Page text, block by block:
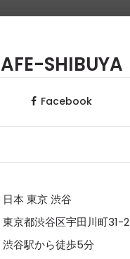
SHIBUYA
Facebook
日本 東京 渋谷
東京都渋谷区宇田川町31-2
渋谷駅から徒歩5分